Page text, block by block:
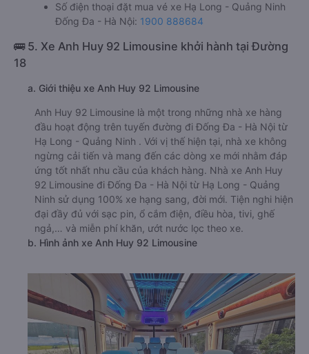
Số điện thoại đặt mua vé xe Hạ Long - Quảng Ninh
Đống Đa - Hà Nội: 1900 888684
🚌 5. Xe Anh Huy 92 Limousine khởi hành tại Đường
18
a. Giới thiệu xe Anh Huy 92 Limousine
Anh Huy 92 Limousine là một trong những nhà xe hàng
đầu hoạt động trên tuyến đường đi Đống Đa - Hà Nội từ
Hạ Long - Quảng Ninh . Với vị thế hiện tại, nhà xe không
ngừng cải tiến và mang đến các dòng xe mới nhằm đáp
ứng tốt nhất nhu cầu của khách hàng. Nhà xe Anh Huy
92 Limousine đi Đống Đa - Hà Nội từ Hạ Long - Quảng
Ninh sử dụng 100% xe hạng sang, đời mới. Tiện nghi hiện
đại đầy đủ với sạc pin, ổ cắm điện, điều hòa, tivi, ghế
ngả,… và miễn phí khăn, ướt nước lọc theo xe.
b. Hình ảnh xe Anh Huy 92 Limousine